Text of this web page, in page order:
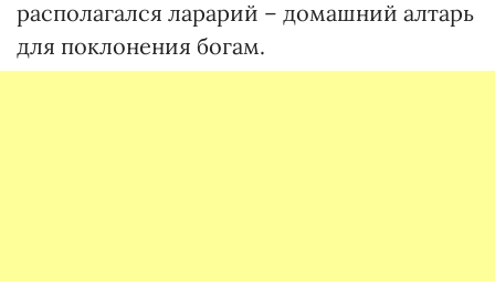
располагался ларарий – домашний алтарь
для поклонения богам.